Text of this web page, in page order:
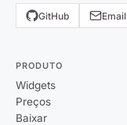
GitHub Email
PRODUTO
Widgets
Preços
Baixar